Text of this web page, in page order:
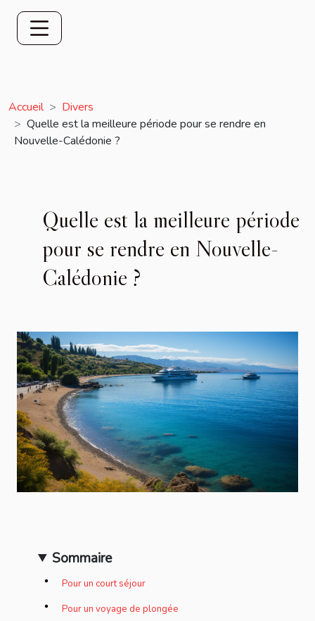
Accueil
Divers
Quelle est la meilleure période pour se rendre en
Nouvelle-Calédonie ?
Quelle est la meilleure période
pour se rendre en Nouvelle-
Calédonie ?
Sommaire
Pour un court séjour
Pour un voyage de plongée